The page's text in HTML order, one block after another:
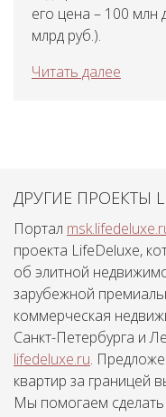
его цена – 100 млн
млрд руб.).
Читать далее
ДРУГИЕ ПРОЕКТЫ
Портал
проекта LifeDeluxe,
об элитной
зарубежной
коммерческая
Санкт-Петербурга и
lifedeluxe.ru.
квартир за границей
Мы помогаем